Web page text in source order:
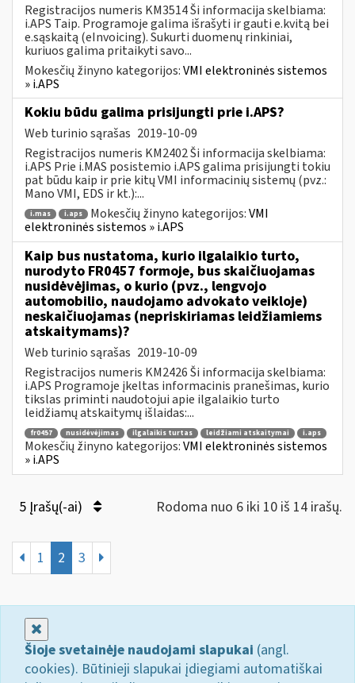
Registracijos numeris KM3514 Ši informacija skelbiama:
i.APS Taip. Programoje galima išrašyti ir gauti e.kvitą bei
e.sąskaitą (eInvoicing). Sukurti duomenų rinkiniai,
kuriuos galima pritaikyti savo...
Mokesčių žinyno kategorijos:VMI elektroninės sistemos
» i.APS
Kokiu būdu galima prisijungti prie i.APS?
Web turinio sąrašas 2019-10-09
Registracijos numeris KM2402 Ši informacija skelbiama:
i.APS Prie i.MAS posistemio i.APS galima prisijungti tokiu
pat būdu kaip ir prie kitų VMI informacinių sistemų (pvz.:
Mano VMI, EDS ir kt.):...
i.mas i.aps Mokesčių žinyno kategorijos:VMI
elektroninės sistemos » i.APS
Kaip bus nustatoma, kurio ilgalaikio turto,
nurodyto FR0457 formoje, bus skaičiuojamas
nusidėvėjimas, o kurio (pvz., lengvojo
automobilio, naudojamo advokato veikloje)
neskaičiuojamas (nepriskiriamas leidžiamiems
atskaitymams)?
Web turinio sąrašas 2019-10-09
Registracijos numeris KM2426 Ši informacija skelbiama:
i.APS Programoje įkeltas informacinis pranešimas, kurio
tikslas priminti naudotojui apie ilgalaikio turto
leidžiamų atskaitymų išlaidas:...
fr0457 nusidėvėjimas ilgalaikis turtas leidžiami atskaitymai i.aps
Mokesčių žinyno kategorijos:VMI elektroninės sistemos
» i.APS
5 Įrašų(-ai) Rodoma nuo 6 iki 10 iš 14 irašų.
1 2 3
Šioje svetainėje naudojami slapukai (angl.
cookies). Būtinieji slapukai įdiegiami automatiškai